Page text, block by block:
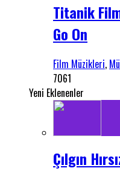
Titanik
Go On
Film Müzikleri,
7061
Yeni Eklenenler
Çılgın